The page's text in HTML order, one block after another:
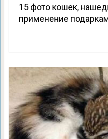
15 фото кошек,
применение